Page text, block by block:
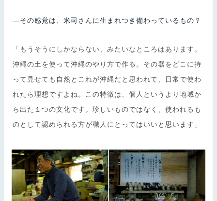
―その感覚は、米司さんに生まれつき備わっているもの？
「もうそうにしかならない、みたいなところはあります。
沖縄の土を使って沖縄のやり方で作る。その器をどこに持
って見せても自然とこれが沖縄だと思われて、日常で使わ
れたら理想ですよね。この特徴は、個人というより地域か
ら出た１つの文化です。珍しいものではなく、使われるも
のとして認められる方が職人にとってはいいと思います」